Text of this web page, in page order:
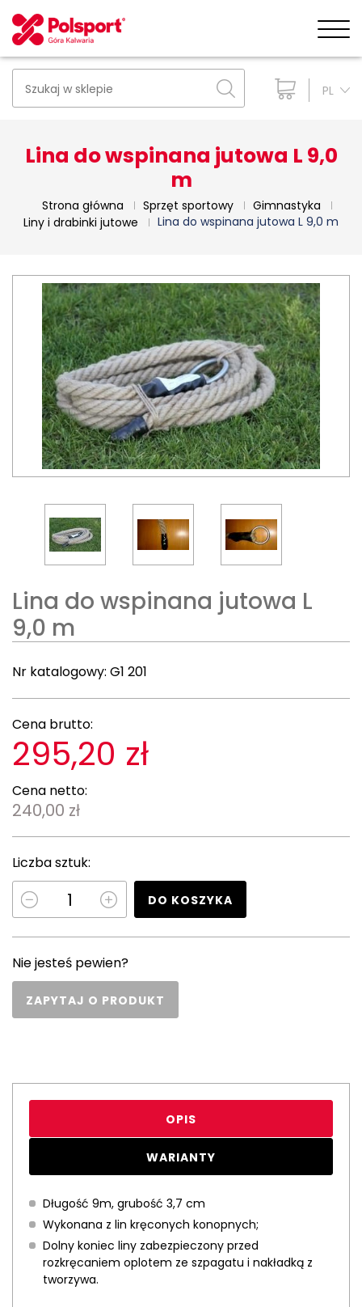
PL
Lina do wspinana jutowa L 9,0
m
Strona główna Sprzęt sportowy
Gimnastyka
Liny i drabinki jutowe
Lina do wspinana jutowa L 9,0 m
Lina do wspinana jutowa L
9,0 m
Nr katalogowy: G1 201
Cena brutto:
295,20 zł
Cena netto:
240,00 zł
Liczba sztuk:
DO KOSZYKA
Nie jesteś pewien?
ZAPYTAJ O PRODUKT
OPIS
WARIANTY
Długość 9m, grubość 3,7 cm
Wykonana z lin kręconych konopnych;
Dolny koniec liny zabezpieczony przed
rozkręcaniem oplotem ze szpagatu i nakładką z
tworzywa.